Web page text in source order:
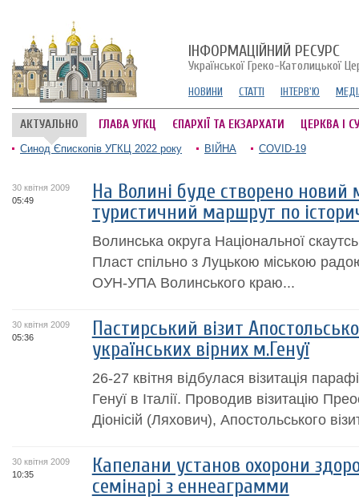
ІНФОРМАЦІЙНИЙ РЕСУРС
Української Греко-Католицької
НОВИНИ СТАТТІ ІНТЕРВ'Ю
АКТУАЛЬНО ГЛАВА УГКЦ ЄПАРХІЇ ТА ЕКЗАРХАТИ ЦЕРКВА І
Синод Єпископів УГКЦ 2022 року ВІЙНА COVID-19
30 квітня 2009
05:49
На Волині буде створено новий
туристичний маршрут по
Волинська округа Національної
Пласт спільно з Луцькою міською
ОУН-УПА Волинського краю...
30 квітня 2009
05:36
Пастирський візит
українських вірних м.Генуї
26-27 квітня відбулася візитація
Генуї в Італії. Проводив візитацію
Діонісій (Ляхович), Апостольського
30 квітня 2009
10:35
Капелани установ охорони
семінарі з еннеаграмми